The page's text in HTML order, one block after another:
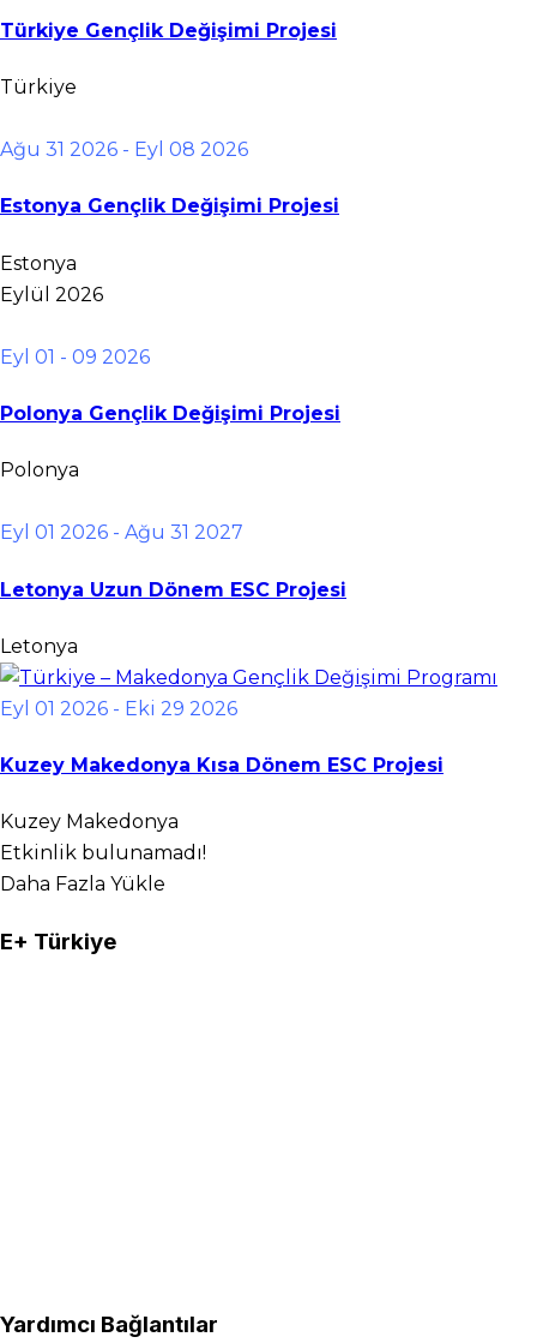
Türkiye Gençlik Değişimi Projesi
Türkiye
Ağu 31 2026 - Eyl 08 2026
Estonya Gençlik Değişimi Projesi
Estonya
Eylül 2026
Eyl 01 - 09 2026
Polonya Gençlik Değişimi Projesi
Polonya
Eyl 01 2026 - Ağu 31 2027
Letonya Uzun Dönem ESC Projesi
Letonya
Eyl 01 2026 - Eki 29 2026
Kuzey Makedonya Kısa Dönem ESC Projesi
Kuzey Makedonya
Etkinlik bulunamadı!
Daha Fazla Yükle
E+ Türkiye
Yardımcı Bağlantılar